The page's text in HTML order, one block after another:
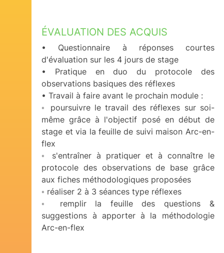
ÉVALUATION DES ACQUIS
• Questionnaire à réponses courtes
d'évaluation sur les 4 jours de stage
• Pratique en duo du protocole des
observations basiques des réflexes
• Travail à faire avant le prochain module :
◦ poursuivre le travail des réflexes sur soi-
même grâce à l'objectif posé en début de
stage et via la feuille de suivi maison Arc-en-
flex
◦ s'entraîner à pratiquer et à connaître le
protocole des observations de base grâce
aux fiches méthodologiques proposées
◦ réaliser 2 à 3 séances type réflexes
◦ remplir la feuille des questions &
suggestions à apporter à la méthodologie
Arc-en-flex